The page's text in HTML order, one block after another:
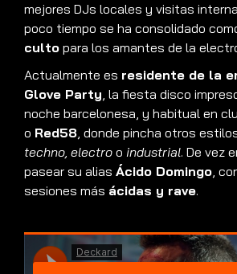
mejores DJs locales y visitas
poco tiempo se ha consolidado
culto para los amantes de la
Actualmente es residente de la
Glove Party, la fiesta disco
noche barcelonesa, y habitual en
o Red58, donde pincha otros
techno, electro o industrial. De vez
pasear su alias Ácido Domingo,
sesiones más ácidas y rave.